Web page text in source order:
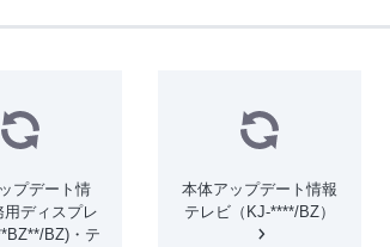
プデート情
ディスプレ
BZ)・テ
本体アップデート情報
テレビ（KJ-****/BZ）